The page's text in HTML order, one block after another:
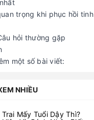
trọng khi phục hồi tinh
hỏi thường gặp
một số bài viết:
NHIỀU
Trai Mấy Tuổi Dậy Thì?